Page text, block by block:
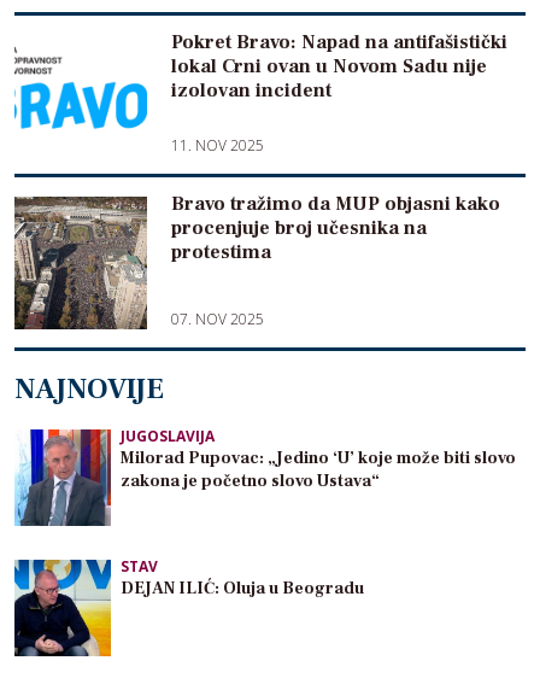
Pokret Bravo: Napad na antifašistički
lokal Crni ovan u Novom Sadu nije
izolovan incident
11. NOV 2025
Bravo tražimo da MUP objasni kako
procenjuje broj učesnika na
protestima
07. NOV 2025
NAJNOVIJE
JUGOSLAVIJA
Milorad Pupovac: „Jedino ‘U’ koje može biti slovo
zakona je početno slovo Ustava“
STAV
DEJAN ILIĆ: Oluja u Beogradu